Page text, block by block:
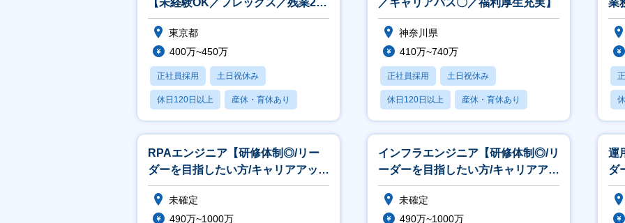
【未経験OK／フレックス／残業20
時間／キャリアパス〇】
東京都
400万~450万
正社員採用 土日祝休み
休日120日以上 産休・育休あり
月残業20時間以内
／キャリアパス〇／福利厚生充実】
神奈川県
410万~740万
正社員採用 土日祝休み
休日120日以上 産休・育休あり
賞与あり
業
ス
RPAエンジニア【研修体制◎/リー
ダーを目指したい方/キャリアアップ
◎／残業月平均5.5H】
未確定
490万~1000万
インフラエンジニア【研修体制◎/リ
ーダーを目指したい方/キャリアアッ
プ◎／残業月平均5.5H】
未確定
490万~1000万
運
ダ
◎